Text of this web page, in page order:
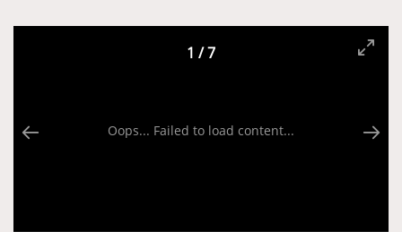
Oops... Failed to load content...
1 /7